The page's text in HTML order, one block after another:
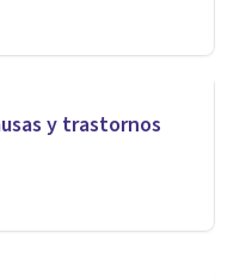
y trastornos
es y cuáles
esta